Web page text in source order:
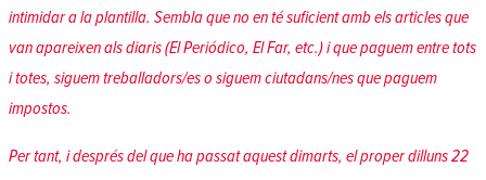
intimidar a la plantilla. Sembla que no en té suficient amb els articles que
van apareixen als diaris (El Periódico, El Far, etc.) i que paguem entre tots
i totes, siguem treballadors/es o siguem ciutadans/nes que paguem
impostos.
Per tant, i després del que ha passat aquest dimarts, el proper dilluns 22